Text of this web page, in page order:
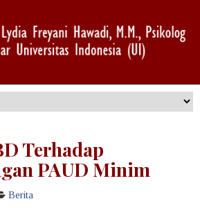
Terhadap
PAUD Minim
Berita